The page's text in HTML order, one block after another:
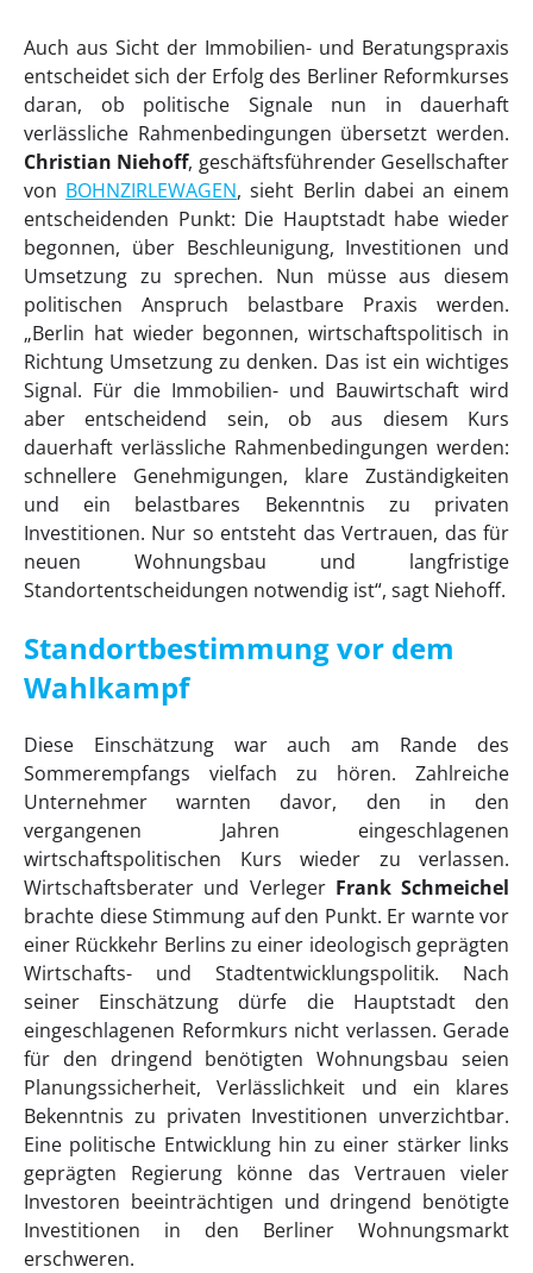
Auch aus Sicht der Immobilien- und Beratungspraxis
entscheidet sich der Erfolg des Berliner Reformkurses
daran, ob politische Signale nun in dauerhaft
verlässliche Rahmenbedingungen übersetzt werden.
Christian Niehoff, geschäftsführender Gesellschafter
von BOHNZIRLEWAGEN, sieht Berlin dabei an einem
entscheidenden Punkt: Die Hauptstadt habe wieder
begonnen, über Beschleunigung, Investitionen und
Umsetzung zu sprechen. Nun müsse aus diesem
politischen Anspruch belastbare Praxis werden.
„Berlin hat wieder begonnen, wirtschaftspolitisch in
Richtung Umsetzung zu denken. Das ist ein wichtiges
Signal. Für die Immobilien- und Bauwirtschaft wird
aber entscheidend sein, ob aus diesem Kurs
dauerhaft verlässliche Rahmenbedingungen werden:
schnellere Genehmigungen, klare Zuständigkeiten
und ein belastbares Bekenntnis zu privaten
Investitionen. Nur so entsteht das Vertrauen, das für
neuen Wohnungsbau und langfristige
Standortentscheidungen notwendig ist“, sagt Niehoff.
Standortbestimmung vor dem
Wahlkampf
Diese Einschätzung war auch am Rande des
Sommerempfangs vielfach zu hören. Zahlreiche
Unternehmer warnten davor, den in den
vergangenen Jahren eingeschlagenen
wirtschaftspolitischen Kurs wieder zu verlassen.
Wirtschaftsberater und Verleger Frank Schmeichel
brachte diese Stimmung auf den Punkt. Er warnte vor
einer Rückkehr Berlins zu einer ideologisch geprägten
Wirtschafts- und Stadtentwicklungspolitik. Nach
seiner Einschätzung dürfe die Hauptstadt den
eingeschlagenen Reformkurs nicht verlassen. Gerade
für den dringend benötigten Wohnungsbau seien
Planungssicherheit, Verlässlichkeit und ein klares
Bekenntnis zu privaten Investitionen unverzichtbar.
Eine politische Entwicklung hin zu einer stärker links
geprägten Regierung könne das Vertrauen vieler
Investoren beeinträchtigen und dringend benötigte
Investitionen in den Berliner Wohnungsmarkt
erschweren.